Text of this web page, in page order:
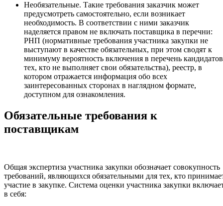
Необязательные. Такие требования заказчик может
предусмотреть самостоятельно, если возникает
необходимость. В соответствии с ними заказчик
наделяется правом не включать поставщика в перечни:
РНП (нормативные требования участника закупки не
выступают в качестве обязательных, при этом сводят к
минимуму вероятность включения в перечень
тех, кто не выполняет свои обязательства), реестр, в
котором отражается информация обо всех
заинтересованных сторонах в наглядном формате,
доступном для ознакомления.
Обязательные требования к
поставщикам
Общая экспертиза участника закупки обозначает совокупность
требований, являющихся обязательными для тех, кто
участие в закупке. Система оценки участника закупки
в себя: